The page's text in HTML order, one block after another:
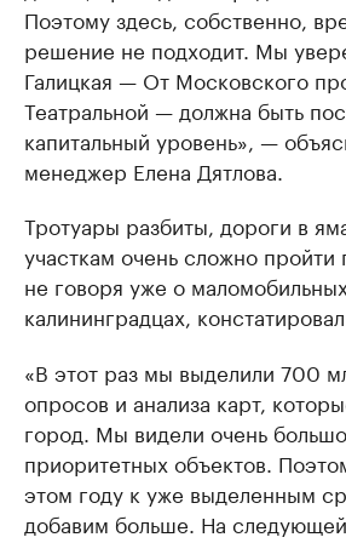
Поэтому здесь, собственно,
решение не подходит. Мы
Галицкая — От Московского
Театральной — должна быть
капитальный уровень», —
менеджер Елена Дятлова.
Тро­туа­ры раз­би­ты, до­ро­ги в
участ­кам очень сложно пройти
не говоря уже о маломобильных
калининградцах,
«В этот раз мы выделили 700
опросов и анализа карт,
город. Мы видели очень
приоритетных объектов.
этом году к уже выделенным
добавим больше. На